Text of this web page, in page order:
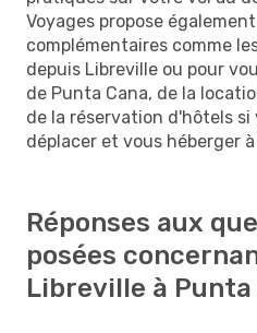
Voyages propose
complémentaires comme
depuis Libreville ou pour
de Punta Cana, de la
de la réservation d'hôtels si
déplacer et vous héberger
Réponses aux
posées
Libreville à Punta